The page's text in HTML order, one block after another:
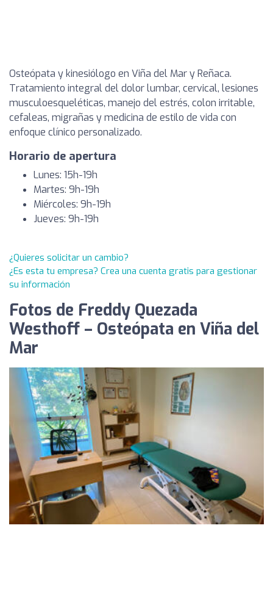
Osteópata y kinesiólogo en Viña del Mar y Reñaca.
Tratamiento integral del dolor lumbar, cervical, lesiones
musculoesqueléticas, manejo del estrés, colon irritable,
cefaleas, migrañas y medicina de estilo de vida con
enfoque clínico personalizado.
Horario de apertura
Lunes: 15h-19h
Martes: 9h-19h
Miércoles: 9h-19h
Jueves: 9h-19h
¿Quieres solicitar un cambio?
¿Es esta tu empresa? Crea una cuenta gratis para gestionar
su información
Fotos de Freddy Quezada
Westhoff – Osteópata en Viña del
Mar